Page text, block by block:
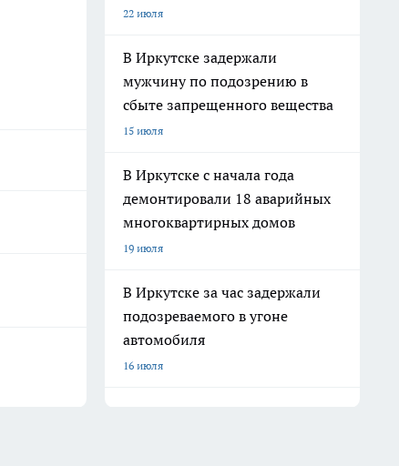
22 июля
В Иркутске задержали
мужчину по подозрению в
сбыте запрещенного вещества
15 июля
В Иркутске с начала года
демонтировали 18 аварийных
многоквартирных домов
19 июля
В Иркутске за час задержали
подозреваемого в угоне
автомобиля
16 июля